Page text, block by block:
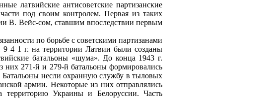
латвийские антисоветские партизанские
под своим контролем. Первая из таких
В. Вейс‑сом, ставшим впоследствии первым
по борьбе с советскими партизанами
9 4 1 г. на территории Латвии были созданы
батальоны «шума». До конца 1943 г.
них 271‑й и 279‑й батальоны формировались
Батальоны несли охранную службу в тыловых
армии. Некоторые из них отправлялись
Украины и Белоруссии. Часть